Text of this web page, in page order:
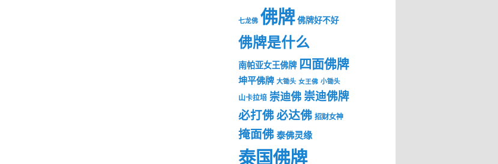
七龙佛 佛牌 佛牌好不好
佛牌是什么
南帕亚女王佛牌 四面佛牌
坤平佛牌 大锄头 女王佛 小锄头
山卡拉培 崇迪佛崇迪佛牌
必打佛必达佛 招财女神
掩面佛泰佛灵缘
泰国佛牌